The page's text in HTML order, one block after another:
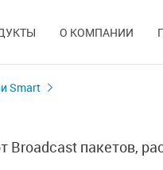
О КОМПАНИИ
Smart
Broadcast пакетов,